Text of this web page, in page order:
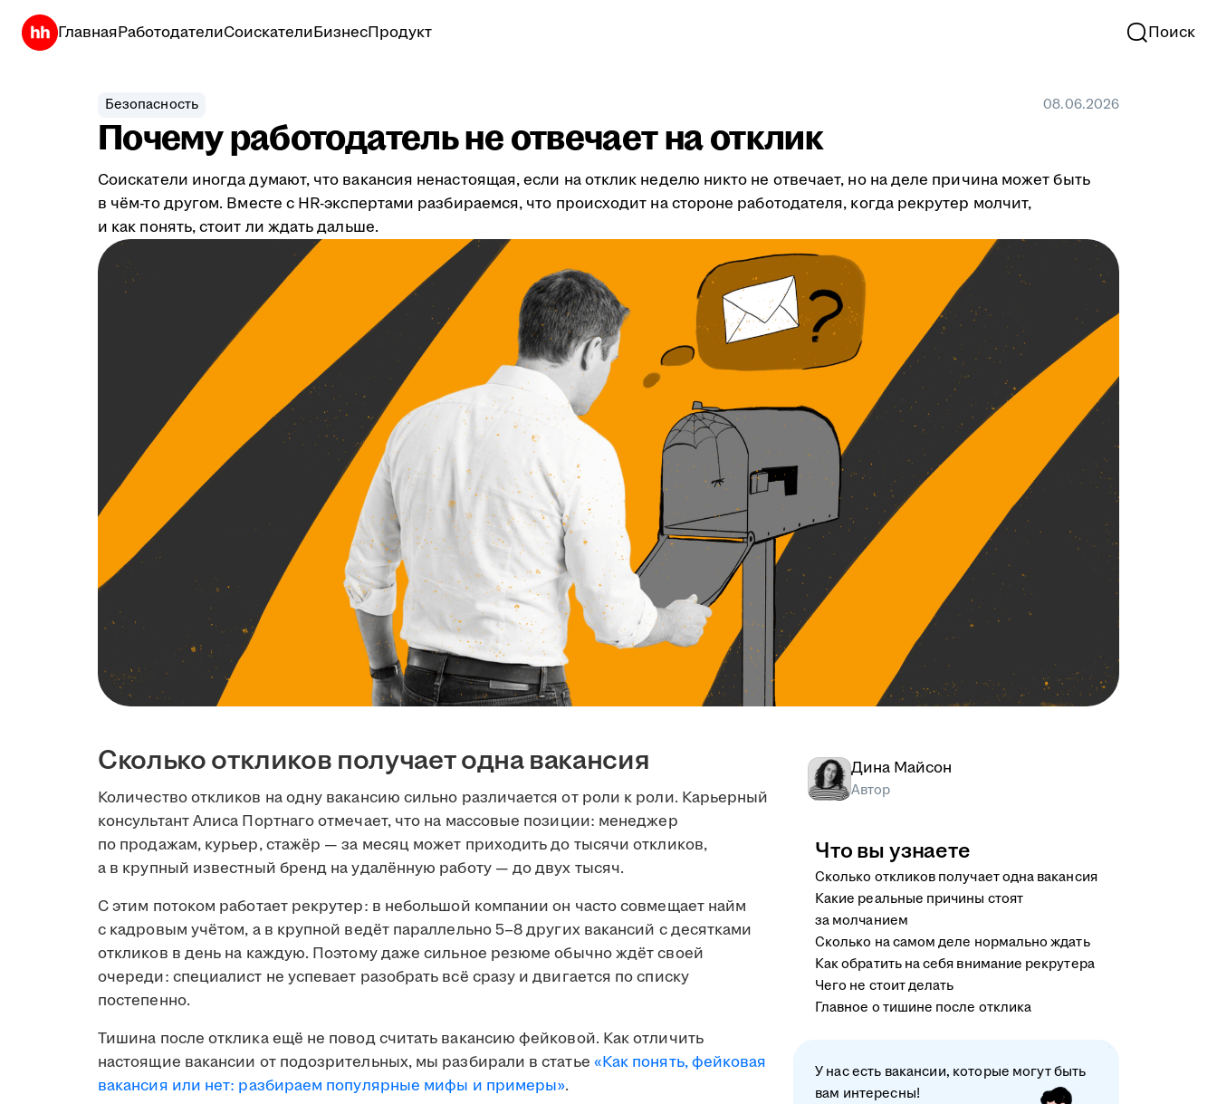
ГлавнаяРаботодателиСоискателиБизнесПродукт Поиск
Безопасность 08.06.2026
Почему работодатель не отвечает на отклик
Соискатели иногда думают, что вакансия ненастоящая, если на отклик неделю никто не отвечает, но на деле причина может быть
в чём-то другом. Вместе с HR-экспертами разбираемся, что происходит на стороне работодателя, когда рекрутер молчит,
и как понять, стоит ли ждать дальше.
Сколько откликов получает одна вакансия
Количество откликов на одну вакансию сильно различается от роли к роли. Карьерный
консультант Алиса Портнаго отмечает, что на массовые позиции: менеджер
по продажам, курьер, стажёр — за месяц может приходить до тысячи откликов,
а в крупный известный бренд на удалённую работу — до двух тысяч.
С этим потоком работает рекрутер: в небольшой компании он часто совмещает найм
с кадровым учётом, а в крупной ведёт параллельно 5–8 других вакансий с десятками
откликов в день на каждую. Поэтому даже сильное резюме обычно ждёт своей
очереди: специалист не успевает разобрать всё сразу и двигается по списку
постепенно.
Тишина после отклика ещё не повод считать вакансию фейковой. Как отличить
настоящие вакансии от подозрительных, мы разбирали в статье «Как понять, фейковая
вакансия или нет: разбираем популярные мифы и примеры».
Дина Майсон
Автор
Что вы узнаете
Сколько откликов получает одна вакансия
Какие реальные причины стоят
за молчанием
Сколько на самом деле нормально ждать
Как обратить на себя внимание рекрутера
Чего не стоит делать
Главное о тишине после отклика
У нас есть вакансии, которые могут быть
вам интересны!